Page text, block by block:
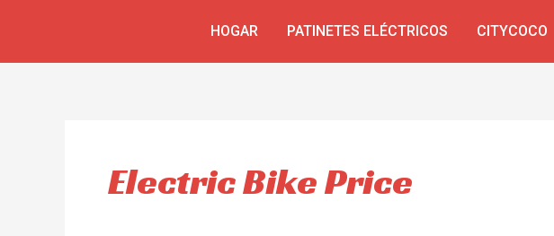
HOGAR PATINETES ELÉCTRICOS CITYCOCO
Electric Bike Price